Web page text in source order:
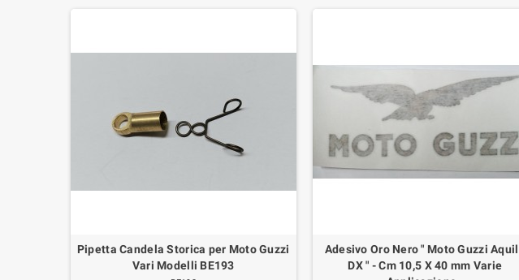
Pipetta Candela Storica per Moto Guzzi
Vari Modelli BE193
Adesivo Oro Nero " Moto Guzzi
DX " - Cm 10,5 X 40 mm Varie